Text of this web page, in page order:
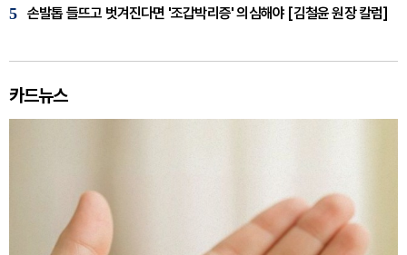
5 손발톱 들뜨고 벗겨진다면 '조갑박리증' 의심해야 [김철윤 원장 칼럼]
카드뉴스